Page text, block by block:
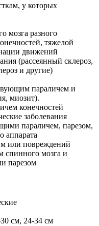
у которых
мозга разного
тяжелой
движений
(рассеянный склероз,
и другие)
параличем и
миозит).
конечностей
заболевания
параличем, парезом,
аппарата
или повреждений
спинного мозга и
парезом
см, 24-34 см